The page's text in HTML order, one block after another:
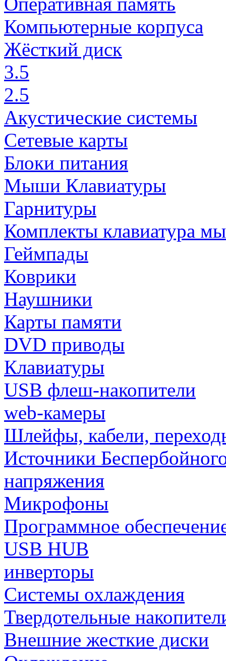
Компьютерные корпуса
Жёсткий диск
3.5
2.5
Акустические системы
Сетевые карты
Блоки питания
Мыши Клавиатуры
Гарнитуры
Комплекты клавиатура
Геймпады
Коврики
Наушники
Карты памяти
DVD приводы
Клавиатуры
USB флеш-накопители
web-камеры
Шлейфы, кабели,
Источники
напряжения
Микрофоны
Программное
USB HUB
инверторы
Системы охлаждения
Твердотельные
Внешние жесткие диски